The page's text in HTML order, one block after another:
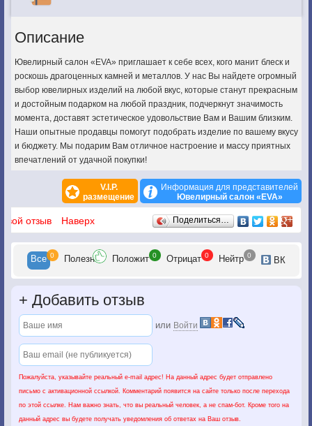
Описание
Ювелирный салон «EVA» приглашает к себе всех, кого манит блеск и
роскошь драгоценных камней и металлов. У нас Вы найдете огромный
выбор ювелирных изделий на любой вкус, которые станут прекрасным
и достойным подарком на любой праздник, подчеркнут значимость
момента, доставят эстетическое удовольствие Вам и Вашим близким.
Наши опытные продавцы помогут подобрать изделие по вашему вкусу
и бюджету. Мы подарим Вам отличное настроение и массу приятных
впечатлений от удачной покупки!
V.I.P.
размещение
Информация для представителей
Ювелирный салон «EVA»
Отзывы
отзыв Наверх Поделиться…
Все 0 Полезн Положит 0 Отрицат 0 Нейтр 0 ВК
+ Добавить отзыв
или Войти
Пожалуйста, указывайте реальный e-mail адрес! На данный адрес будет отправлено
письмо с активационной ссылкой. Комментарий появится на сайте только после перехода
по этой ссылке. Нам важно знать, что вы реальный человек, а не спам-бот. Кроме того на
данный адрес вы будете получать уведомления об ответах на Ваш отзыв.